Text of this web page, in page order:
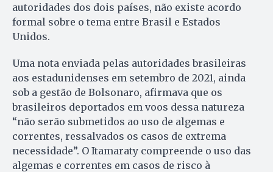
autoridades dos dois países, não existe acordo
formal sobre o tema entre Brasil e Estados
Unidos.
Uma nota enviada pelas autoridades brasileiras
aos estadunidenses em setembro de 2021, ainda
sob a gestão de Bolsonaro, afirmava que os
brasileiros deportados em voos dessa natureza
“não serão submetidos ao uso de algemas e
correntes, ressalvados os casos de extrema
necessidade”. O Itamaraty compreende o uso das
algemas e correntes em casos de risco à